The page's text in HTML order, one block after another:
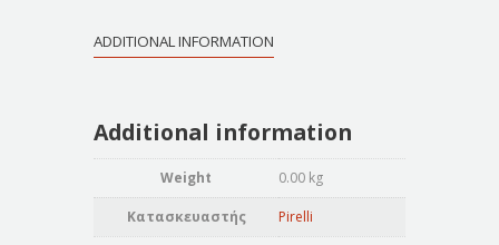
ADDITIONAL INFORMATION
Additional information
Weight 0.00 kg
Κατασκευαστής Pirelli